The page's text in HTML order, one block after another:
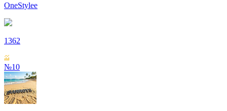
OneStylee
1362
№10